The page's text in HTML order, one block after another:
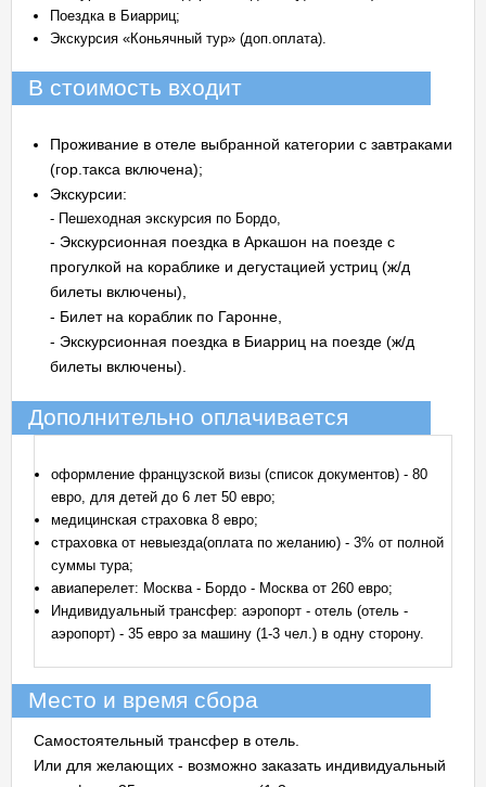
Поездка в Биарриц;
Экскурсия «Коньячный тур» (доп.оплата).
В стоимость входит
Проживание в отеле выбранной категории с завтраками
(гор.такса включена);
Экскурсии:
- Пешеходная экскурсия по Бордо,
- Экскурсионная поездка в Аркашон на поезде с
прогулкой на кораблике и дегустацией устриц (ж/д
билеты включены),
- Билет на кораблик по Гаронне,
- Экскурсионная поездка в Биарриц на поезде (ж/д
билеты включены).
Дополнительно оплачивается
оформление французской визы (список документов) - 80
евро, для детей до 6 лет 50 евро;
медицинская страховка 8 евро;
страховка от невыезда(оплата по желанию) - 3% от полной
суммы тура;
авиаперелет: Москва - Бордо - Москва от 260 евро;
Индивидуальный трансфер: аэропорт - отель (отель -
аэропорт) - 35 евро за машину (1-3 чел.) в одну сторону.
Место и время сбора
Самостоятельный трансфер в отель.
Или для желающих - возможно заказать индивидуальный